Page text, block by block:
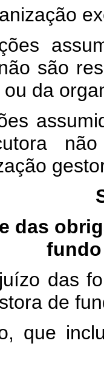
são
da
das
das
de
que